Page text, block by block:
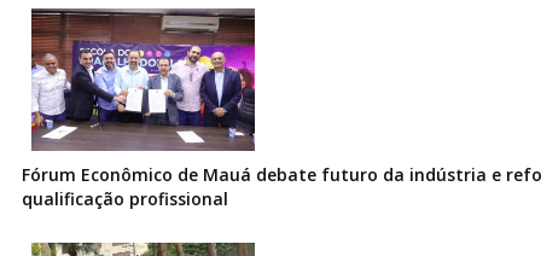
Fórum Econômico de Mauá debate futuro da indústria e
qualificação profissional